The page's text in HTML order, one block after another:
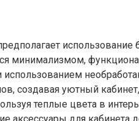
минимализмом,
использованием
создавая уютный
теплые цвета в